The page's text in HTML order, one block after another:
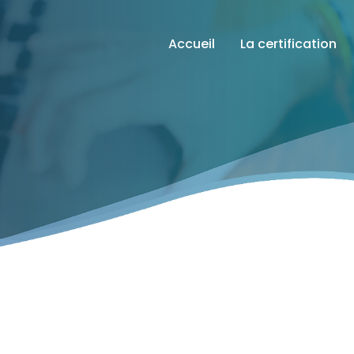
Accueil La certification